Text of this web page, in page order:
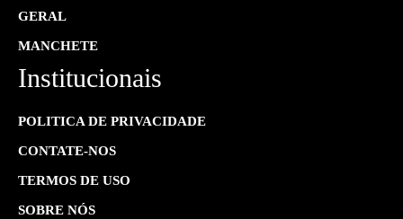
GERAL
MANCHETE
Institucionais
POLITICA DE PRIVACIDADE
CONTATE-NOS
TERMOS DE USO
SOBRE NÓS